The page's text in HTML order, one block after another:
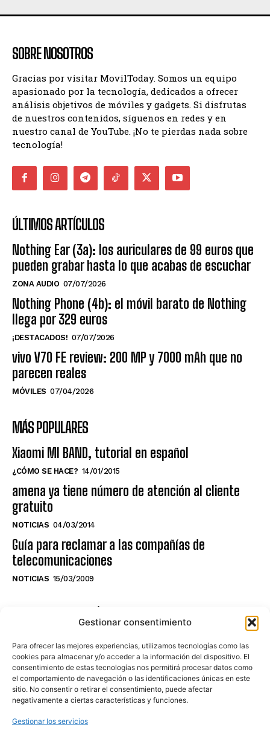
Gestionar consentimiento
Para ofrecer las mejores experiencias, utilizamos tecnologías como las
cookies para almacenar y/o acceder a la información del dispositivo. El
consentimiento de estas tecnologías nos permitirá procesar datos como
el comportamiento de navegación o las identificaciones únicas en este
sitio. No consentir o retirar el consentimiento, puede afectar
negativamente a ciertas características y funciones.
Gestionar los servicios
SOBRE NOSOTROS
Gracias por visitar MovilToday. Somos un equipo
apasionado por la tecnología, dedicados a ofrecer
análisis objetivos de móviles y gadgets. Si disfrutas
de nuestros contenidos, síguenos en redes y en
nuestro canal de YouTube. ¡No te pierdas nada sobre
tecnología!
ÚLTIMOS ARTÍCULOS
Nothing Ear (3a): los auriculares de 99 euros que
pueden grabar hasta lo que acabas de escuchar
ZONA AUDIO 07/07/2026
Nothing Phone (4b): el móvil barato de Nothing
llega por 329 euros
¡DESTACADOS! 07/07/2026
vivo V70 FE review: 200 MP y 7000 mAh que no
parecen reales
MÓVILES 07/04/2026
MÁS POPULARES
Xiaomi MI BAND, tutorial en español
¿CÓMO SE HACE? 14/01/2015
amena ya tiene número de atención al cliente
gratuito
NOTICIAS 04/03/2014
Guía para reclamar a las compañías de
telecomunicaciones
NOTICIAS 15/03/2009
NO TE PIERDAS LO ÚLTIMO DEL CANAL
Haz clic en «Estoy de acuerdo» para
activar Youtube
POLÍTICA DE COOKIES